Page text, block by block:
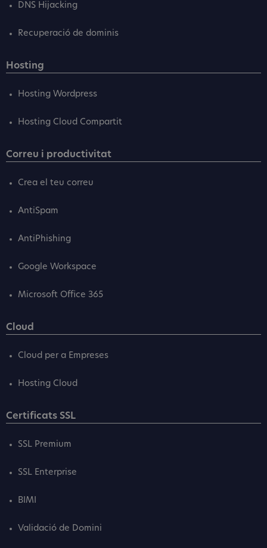
DNS Hijacking
Recuperació de dominis
Hosting
Hosting Wordpress
Hosting Cloud Compartit
Correu i productivitat
Crea el teu correu
AntiSpam
AntiPhishing
Google Workspace
Microsoft Office 365
Cloud
Cloud per a Empreses
Hosting Cloud
Certificats SSL
SSL Premium
SSL Enterprise
BIMI
Validació de Domini